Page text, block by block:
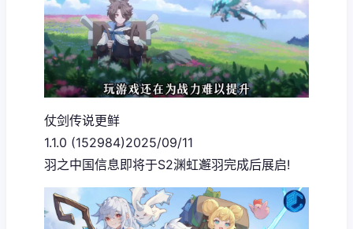
仗剑传说更鲜
1.1.0 (152984)2025/09/11
羽之中国信息即将于S2渊虹邂羽完成后展启!